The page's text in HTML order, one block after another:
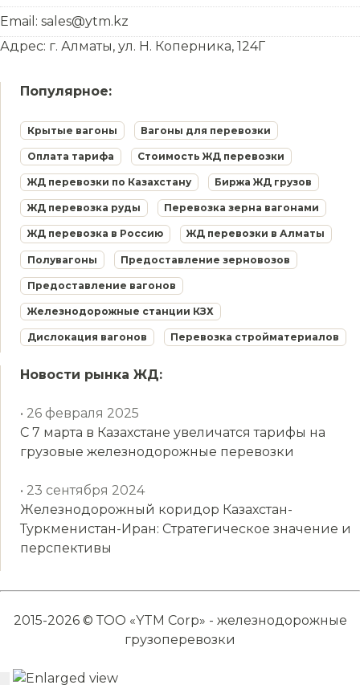
Email: sales@ytm.kz
Адрес: г. Алматы, ул. Н. Коперника, 124Г
Популярное:
Крытые вагоны Вагоны для перевозки
Оплата тарифа Стоимость ЖД перевозки
ЖД перевозки по Казахстану Биржа ЖД грузов
ЖД перевозка руды Перевозка зерна вагонами
ЖД перевозка в Россию ЖД перевозки в Алматы
Полувагоны Предоставление зерновозов
Предоставление вагонов
Железнодорожные станции КЗХ
Дислокация вагонов Перевозка стройматериалов
Новости рынка ЖД:
• 26 февраля 2025
С 7 марта в Казахстане увеличатся тарифы на
грузовые железнодорожные перевозки
• 23 сентября 2024
Железнодорожный коридор Казахстан-
Туркменистан-Иран: Стратегическое значение и
перспективы
2015-2026 © ТОО «YTM Corp» - железнодорожные
грузоперевозки